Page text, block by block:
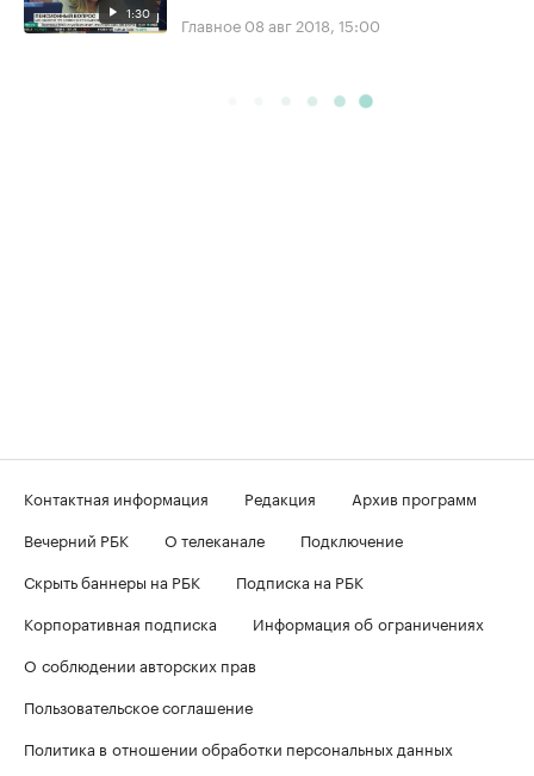
1:30 Главное 08 авг 2018, 15:00
Контактная информация Редакция
Архив программ
Вечерний РБК
О телеканале
Подключение
Скрыть баннеры на РБК
Подписка на РБК
Корпоративная подписка
Информация об ограничениях
О соблюдении авторских прав
Пользовательское соглашение
Политика в отношении обработки персональных данных